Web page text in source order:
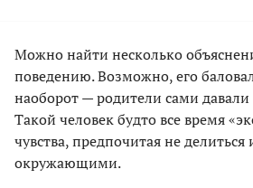
Можно найти несколько
поведению. Возможно, его
наоборот — родители сами
Такой человек будто все время
чувства, предпочитая не делиться
окружающими.